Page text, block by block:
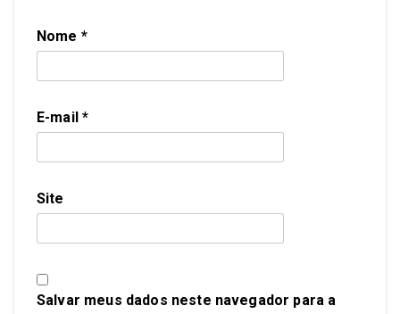
Nome *
E-mail*
Site
Salvar meus dados neste navegador para a